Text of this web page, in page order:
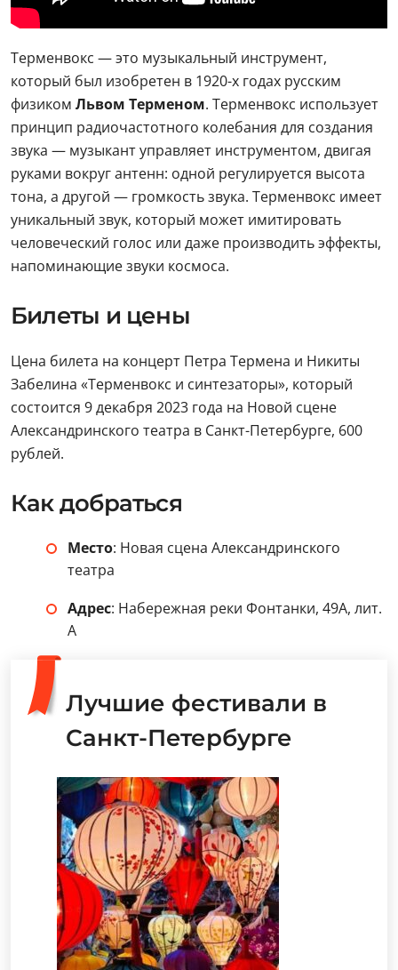
Терменвокс — это музыкальный инструмент,
который был изобретен в 1920-х годах русским
физиком Львом Терменом. Терменвокс использует
принцип радиочастотного колебания для создания
звука — музыкант управляет инструментом, двигая
руками вокруг антенн: одной регулируется высота
тона, а другой — громкость звука. Терменвокс имеет
уникальный звук, который может имитировать
человеческий голос или даже производить эффекты,
напоминающие звуки космоса.
Билеты и цены
Цена билета на концерт Петра Термена и Никиты
Забелина «Терменвокс и синтезаторы», который
состоится 9 декабря 2023 года на Новой сцене
Александринского театра в Санкт-Петербурге, 600
рублей.
Как добраться
Место: Новая сцена Александринского
театра
Адрес: Набережная реки Фонтанки, 49А, лит.
А
Лучшие фестивали в
Санкт-Петербурге